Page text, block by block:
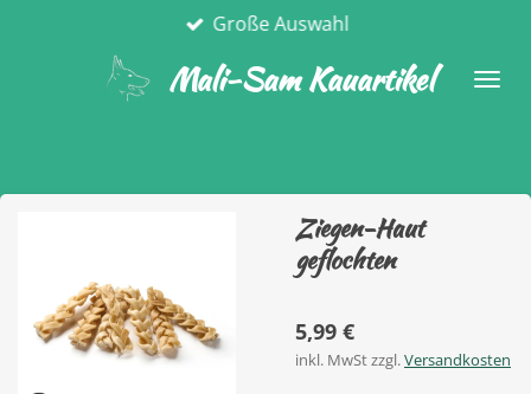
Hauptinhalt
Mali-Sam Kauartikel
Große Auswahl
Ziegen-Haut
geflochten
5,99 €
inkl. MwSt zzgl.Versandkosten